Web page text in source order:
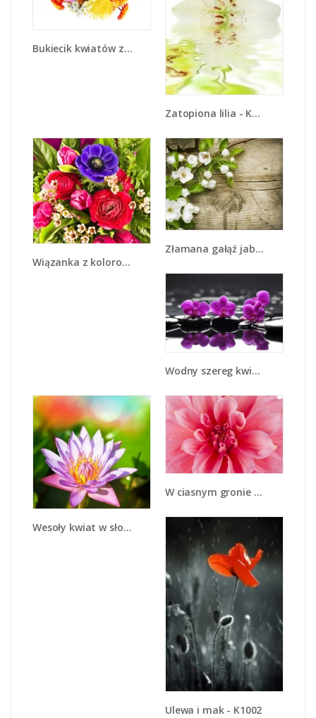
Bukiecik kwiatów z ogródka - K118
Zatopiona lilia - K677
Wiązanka z kolorowych ogrodowych kwiatów - K035
Złamana gałąź jabłoni - K543
Wodny szereg kwiatowy - K905
Wesoły kwiat w słońcu - K455
W ciasnym gronie dalii - K867
Ulewa i mak - K1002